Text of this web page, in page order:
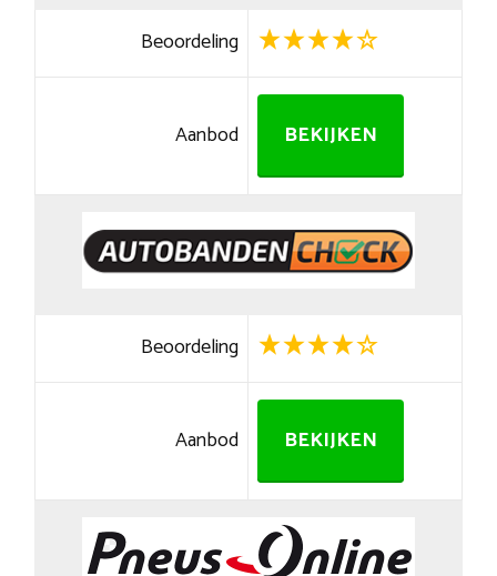
Beoordeling
Aanbod BEKIJKEN
Beoordeling
Aanbod BEKIJKEN